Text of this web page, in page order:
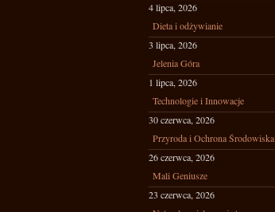
4 lipca, 2026
Dieta i odżywianie
3 lipca, 2026
Jelenia Góra
1 lipca, 2026
Technologie i Innowacje
30 czerwca, 2026
Przyroda i Ochrona Środowiska
26 czerwca, 2026
Mali Geniusze
23 czerwca, 2026